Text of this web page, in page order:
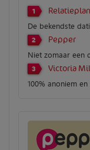
1
De bekendste
2 Pepper
Niet zomaar een
3 Victoria
100% anoniem